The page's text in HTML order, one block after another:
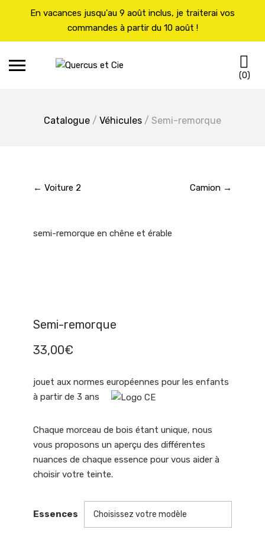
En vacances jusqu'au 9 août inclus, je traiterai vos
commandes à partir du 10 août !
(0)
Catalogue / Véhicules / Semi-remorque
← Voiture 2 Camion →
semi-remorque en chêne et érable
Semi-remorque
33,00€
jouet aux normes européennes pour les enfants
à partir de 3 ans
Chaque morceau de bois étant unique, nous
vous proposons un aperçu des différentes
nuances de chaque essence pour vous aider à
choisir votre teinte.
Essences